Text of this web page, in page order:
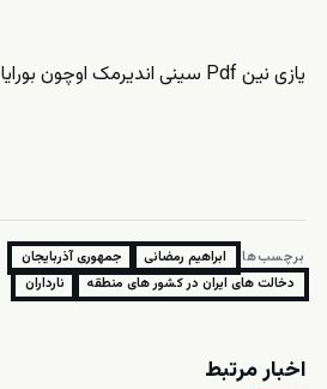
یازی نین Pdf سینی اندیرمک اوچون بورایا
برچسب‌ها: ابراهیم رمضانی
جمهوری آذربایجان
دخالت های ایران در کشور های منطقه
نارداران
اخبار مرتبط